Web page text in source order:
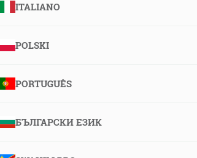
ITALIANO
POLSKI
PORTUGUÊS
БЪЛГАРСКИ ЕЗИК